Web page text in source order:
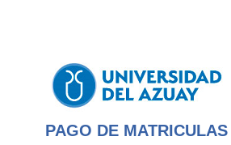
PAGO DE MATRICULAS